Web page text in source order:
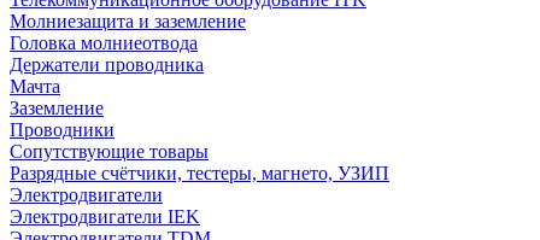
Молниезащита и заземление
Головка молниеотвода
Держатели проводника
Мачта
Заземление
Проводники
Сопутствующие товары
Разрядные счётчики, тестеры, магнето, УЗИП
Электродвигатели
Электродвигатели IEK